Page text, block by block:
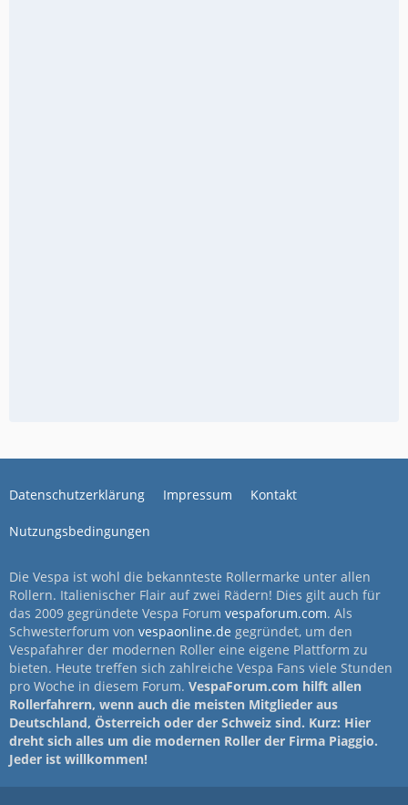
Datenschutzerklärung Impressum Kontakt
Nutzungsbedingungen
Die Vespa ist wohl die bekannteste Rollermarke unter allen
Rollern. Italienischer Flair auf zwei Rädern! Dies gilt auch für
das 2009 gegründete Vespa Forum vespaforum.com. Als
Schwesterforum von vespaonline.de gegründet, um den
Vespafahrer der modernen Roller eine eigene Plattform zu
bieten. Heute treffen sich zahlreiche Vespa Fans viele Stunden
pro Woche in diesem Forum. VespaForum.com hilft allen
Rollerfahrern, wenn auch die meisten Mitglieder aus
Deutschland, Österreich oder der Schweiz sind. Kurz: Hier
dreht sich alles um die modernen Roller der Firma Piaggio.
Jeder ist willkommen!